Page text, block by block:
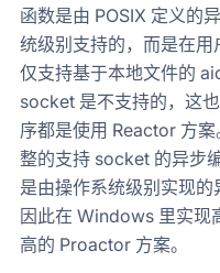
函数是由 POSIX 定义的
统级别支持的，而是在
仅支持基于本地文件的
socket 是不支持的，这
序都是使用 Reactor 方
整的支持 socket 的异步
是由操作系统级别实现的
因此在 Windows 里实现
高的 Proactor 方案。